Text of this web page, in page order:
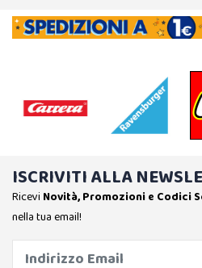
ISCRIVITI ALLA
Ricevi Novità, Promozioni e Codici
nella tua email!